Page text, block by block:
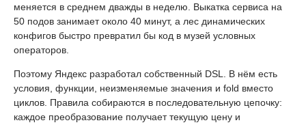
меняется в среднем дважды в неделю. Выкатка сервиса на
50 подов занимает около 40 минут, а лес динамических
конфигов быстро превратил бы код в музей условных
операторов.
Поэтому Яндекс разработал собственный DSL. В нём есть
условия, функции, неизменяемые значения и fold вместо
циклов. Правила собираются в последовательную цепочку:
каждое преобразование получает текущую цену и